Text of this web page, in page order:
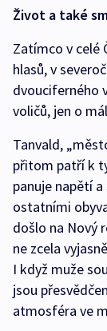
Život a také
Zatímco v celé
hlasů, v
dvouciferného
voličů, jen o
Tanvald,
přitom patří k
panuje napětí
ostatními
došlo na Nový
ne zcela
I když muže
jsou
atmosféra ve